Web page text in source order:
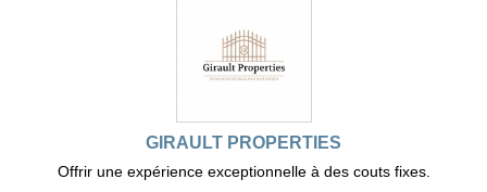
GIRAULT PROPERTIES
Offrir une expérience exceptionnelle à des couts fixes.